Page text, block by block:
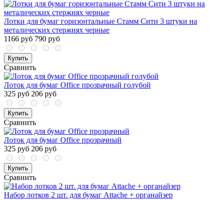
Лотки для бумаг горизонтальные Стамм Сити 3 штуки на
металических стержнях черные
1166 руб 790 руб
Купить
Сравнить
Лоток для бумаг Оffice прозрачный голубой
325 руб 206 руб
Купить
Сравнить
Лоток для бумаг Оffice прозрачный
325 руб 206 руб
Купить
Сравнить
Набор лотков 2 шт. для бумаг Attache + органайзер